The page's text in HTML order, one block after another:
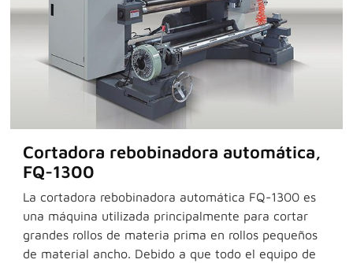
Cortadora rebobinadora automática,
FQ-1300
La cortadora rebobinadora automática FQ-1300 es
una máquina utilizada principalmente para cortar
grandes rollos de materia prima en rollos pequeños
de material ancho. Debido a que todo el equipo de